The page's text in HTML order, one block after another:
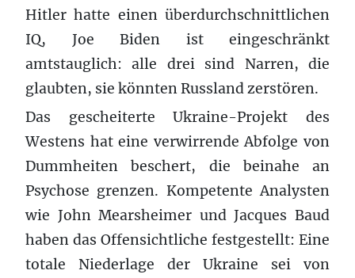
Hitler hatte einen überdurchschnittlichen
IQ, Joe Biden ist eingeschränkt
amtstauglich: alle drei sind Narren, die
glaubten, sie könnten Russland zerstören.
Das gescheiterte Ukraine-Projekt des
Westens hat eine verwirrende Abfolge von
Dummheiten beschert, die beinahe an
Psychose grenzen. Kompetente Analysten
wie John Mearsheimer und Jacques Baud
haben das Offensichtliche festgestellt: Eine
totale Niederlage der Ukraine sei von